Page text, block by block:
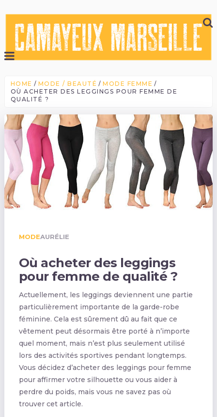
HOME MODE / BEAUTÉ
MODE FEMME
OÙ ACHETER DES LEGGINGS POUR FEMME DE
QUALITÉ ?
MODEAURÉLIE
Où acheter des leggings
pour femme de qualité ?
Actuellement, les leggings deviennent une partie
particulièrement importante de la garde-robe
féminine. Cela est sûrement dû au fait que ce
vêtement peut désormais être porté à n’importe
quel moment, mais n’est plus seulement utilisé
lors des activités sportives pendant longtemps.
Vous décidez d’acheter des leggings pour femme
pour affirmer votre silhouette ou vous aider à
perdre du poids, mais vous ne savez pas où
trouver cet article.